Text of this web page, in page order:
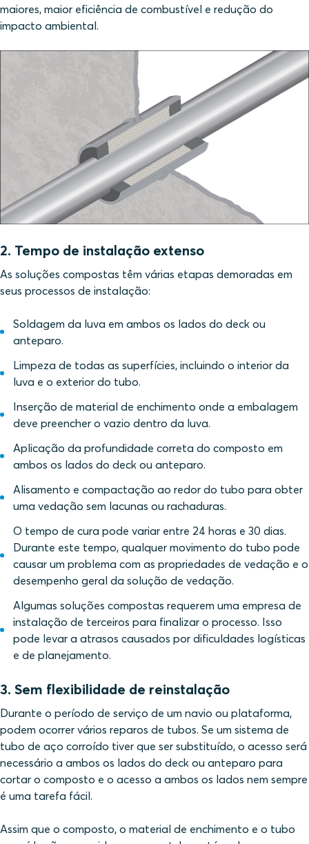
maiores, maior eficiência de combustível e redução do
impacto ambiental.
2. Tempo de instalação extenso
As soluções compostas têm várias etapas demoradas em
seus processos de instalação:
Soldagem da luva em ambos os lados do deck ou
anteparo.
Limpeza de todas as superfícies, incluindo o interior da
luva e o exterior do tubo.
Inserção de material de enchimento onde a embalagem
deve preencher o vazio dentro da luva.
Aplicação da profundidade correta do composto em
ambos os lados do deck ou anteparo.
Alisamento e compactação ao redor do tubo para obter
uma vedação sem lacunas ou rachaduras.
O tempo de cura pode variar entre 24 horas e 30 dias.
Durante este tempo, qualquer movimento do tubo pode
causar um problema com as propriedades de vedação e o
desempenho geral da solução de vedação.
Algumas soluções compostas requerem uma empresa de
instalação de terceiros para finalizar o processo. Isso
pode levar a atrasos causados por dificuldades logísticas
e de planejamento.
3. Sem flexibilidade de reinstalação
Durante o período de serviço de um navio ou plataforma,
podem ocorrer vários reparos de tubos. Se um sistema de
tubo de aço corroído tiver que ser substituído, o acesso será
necessário a ambos os lados do deck ou anteparo para
cortar o composto e o acesso a ambos os lados nem sempre
é uma tarefa fácil.
Assim que o composto, o material de enchimento e o tubo